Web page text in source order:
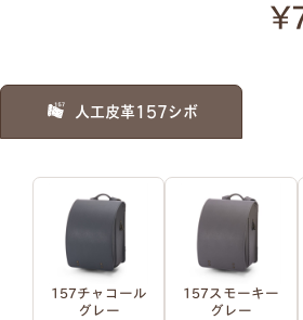
人工皮革157シボ
157チャコール
グレー
157スモーキー
グレー
例2）
例3）下の名前のみ 明朝体
例5）苗字を略称 筆記体 例6）下